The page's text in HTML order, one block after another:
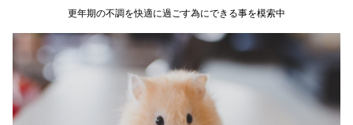
更年期の不調を快適に過ごす為にできる事を模索中